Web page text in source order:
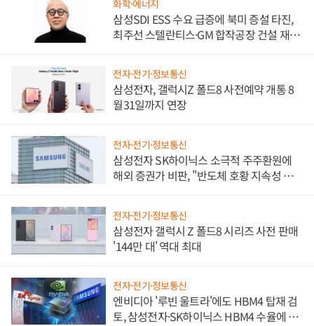
화학·에너지
삼성SDI ESS 수요 급증에 북미 증설 타진,
최주선 스텔란티스·GM 합작공장 건설 재추
전자·전기·정보통신
삼성전자, 갤럭시Z 폴드8 사전예약 개통 8
월31일까지 연장
전자·전기·정보통신
삼성전자 SK하이닉스 소극적 주주환원에
해외 증권가 비판, "반도체 호황 지속성 의
전자·전기·정보통신
삼성전자 갤럭시 Z 폴드8 시리즈 사전 판매
'144만 대' 역대 최대
전자·전기·정보통신
엔비디아 '루빈 울트라'에도 HBM4 탑재 검
토, 삼성전자·SK하이닉스 HBM4 수율에 주